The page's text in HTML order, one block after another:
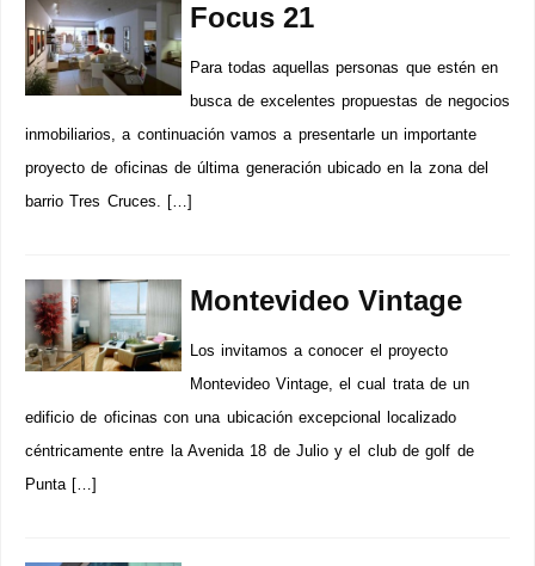
Focus 21
Para todas aquellas personas que estén en
busca de excelentes propuestas de negocios
inmobiliarios, a continuación vamos a presentarle un importante
proyecto de oficinas de última generación ubicado en la zona del
barrio Tres Cruces. […]
Montevideo Vintage
Los invitamos a conocer el proyecto
Montevideo Vintage, el cual trata de un
edificio de oficinas con una ubicación excepcional localizado
céntricamente entre la Avenida 18 de Julio y el club de golf de
Punta […]